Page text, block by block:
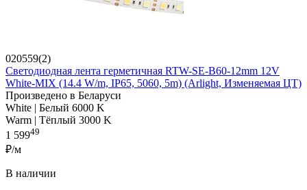
020559(2)
Светодиодная лента герметичная RTW-SE-B60-12mm 12V
White-MIX (14.4 W/m, IP65, 5060, 5m) (Arlight, Изменяемая ЦТ)
Произведено в Беларуси
White | Белый 6000 K
Warm | Тёплый 3000 K
1 59949
₽/м
В наличии